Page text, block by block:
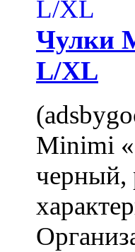
Чулки
L/XL
Minimi
черный,